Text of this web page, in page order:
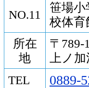
NO.11
笹場小
校体育
所在
地
〒
上ノ
TEL
0889-